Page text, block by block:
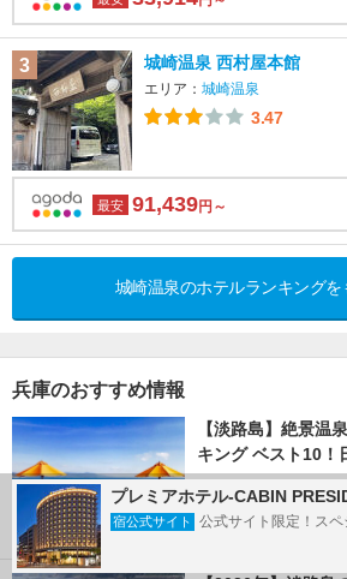
3 城崎温泉 西村屋本館
エリア： 城崎温泉
3.47
最安 91,439円～
城崎温泉のホテルランキングを
兵庫のおすすめ情報
【淡路島】絶景温
キング ベスト10！
トラベルマガジン
プレミアホテル-CABIN
宿公式サイト 公式サイト限定！ス